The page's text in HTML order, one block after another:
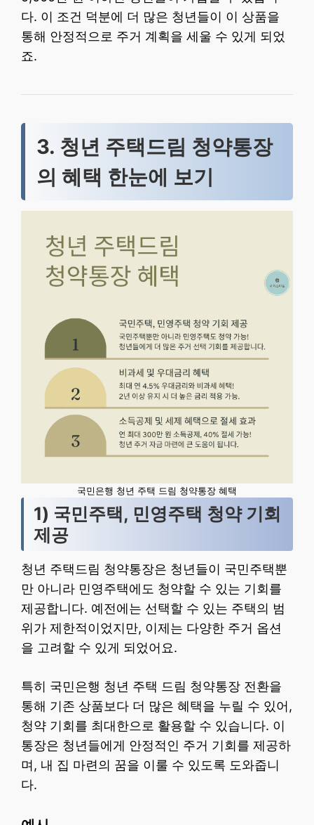
다. 이 조건 덕분에 더 많은 청년들이 이 상품을
통해 안정적으로 주거 계획을 세울 수 있게 되었
죠.
3. 청년 주택드림 청약통장
의 혜택 한눈에 보기
국민은행 청년 주택 드림 청약통장 혜택
1) 국민주택, 민영주택 청약 기회
제공
청년 주택드림 청약통장은 청년들이 국민주택뿐
만 아니라 민영주택에도 청약할 수 있는 기회를
제공합니다. 예전에는 선택할 수 있는 주택의 범
위가 제한적이었지만, 이제는 다양한 주거 옵션
을 고려할 수 있게 되었어요.
특히 국민은행 청년 주택 드림 청약통장 전환을
통해 기존 상품보다 더 많은 혜택을 누릴 수 있어,
청약 기회를 최대한으로 활용할 수 있습니다. 이
통장은 청년들에게 안정적인 주거 기회를 제공하
며, 내 집 마련의 꿈을 이룰 수 있도록 도와줍니
다.